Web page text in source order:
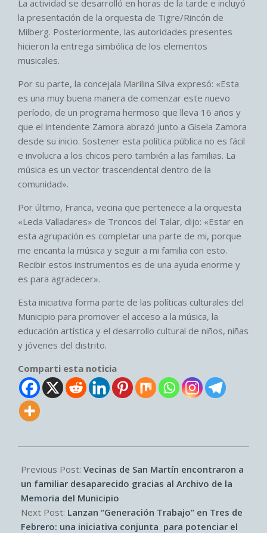
La actividad se desarrolló en horas de la tarde e incluyó
la presentación de la orquesta de Tigre/Rincón de
Milberg. Posteriormente, las autoridades presentes
hicieron la entrega simbólica de los elementos
musicales.
Por su parte, la concejala Marilina Silva expresó: «Esta
es una muy buena manera de comenzar este nuevo
período, de un programa hermoso que lleva 16 años y
que el intendente Zamora abrazó junto a Gisela Zamora
desde su inicio. Sostener esta política pública no es fácil
e involucra a los chicos pero también a las familias. La
música es un vector trascendental dentro de la
comunidad».
Por último, Franca, vecina que pertenece a la orquesta
«Leda Valladares» de Troncos del Talar, dijo: «Estar en
esta agrupación es completar una parte de mi, porque
me encanta la música y seguir a mi familia con esto.
Recibir estos instrumentos es de una ayuda enorme y
es para agradecer».
Esta iniciativa forma parte de las políticas culturales del
Municipio para promover el acceso a la música, la
educación artística y el desarrollo cultural de niños, niñas
y jóvenes del distrito.
Comparti esta noticia
03-
21
Previous Post: Vecinas de San Martín encontraron a
un familiar desaparecido gracias al Archivo de la
Memoria del Municipio
Next Post: Lanzan “Generación Trabajo” en Tres de
Febrero: una iniciativa conjunta para potenciar el